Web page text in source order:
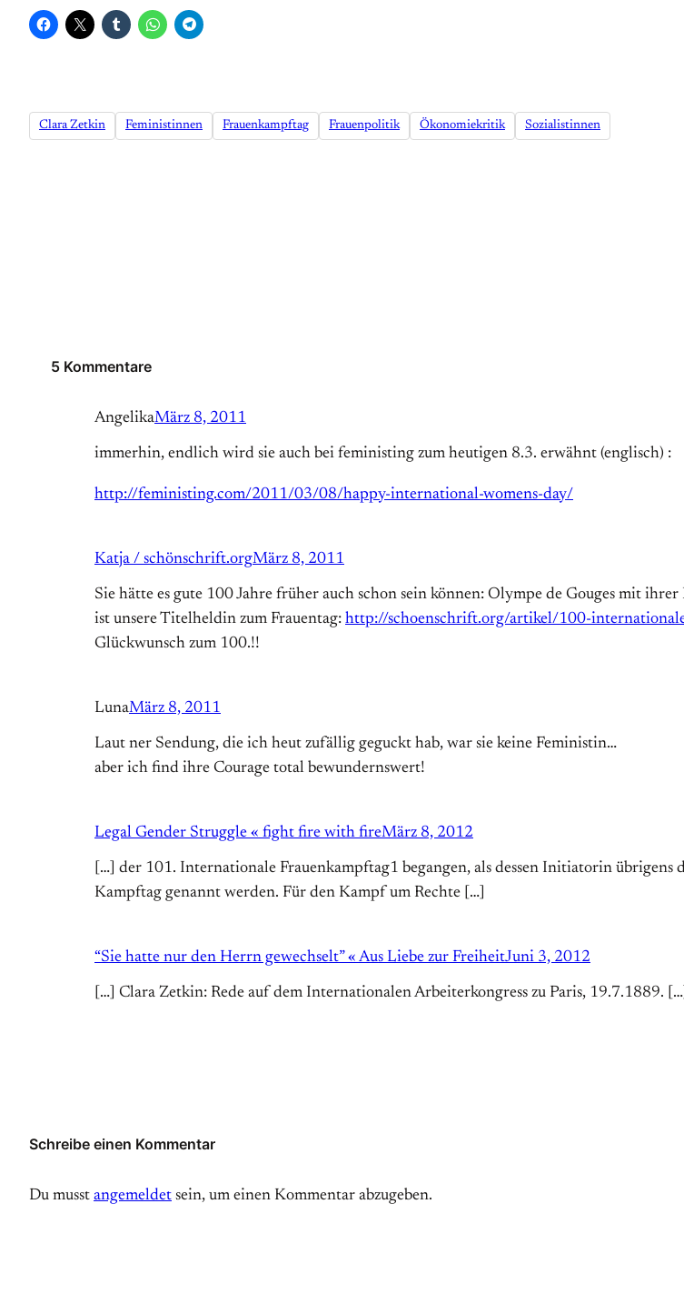
Clara Zetkin Feministinnen Frauenkampftag Frauenpolitik Ökonomiekritik Sozialistinnen
5 Kommentare
AngelikaMärz 8, 2011
immerhin, endlich wird sie auch bei feministing zum heutigen 8.3. erwähnt (englisch) :
http://feministing.com/2011/03/08/happy-international-womens-day/
Katja / schönschrift.orgMärz 8, 2011
Sie hätte es gute 100 Jahre früher auch schon sein können: Olympe de Gouges mit
ist unsere Titelheldin zum Frauentag: http://schoenschrift.org/artikel/100-
Glückwunsch zum 100.!!
LunaMärz 8, 2011
Laut ner Sendung, die ich heut zufällig geguckt hab, war sie keine Feministin…
aber ich find ihre Courage total bewundernswert!
Legal Gender Struggle « fight fire with fireMärz 8, 2012
[…] der 101. Internationale Frauenkampftag1 begangen, als dessen Initiatorin
Kampftag genannt werden. Für den Kampf um Rechte […]
“Sie hatte nur den Herrn gewechselt” « Aus Liebe zur FreiheitJuni 3, 2012
[…] Clara Zetkin: Rede auf dem Internationalen Arbeiterkongress zu Paris, 19.7.1889. […]
Schreibe einen Kommentar
Du musst angemeldet sein, um einen Kommentar abzugeben.